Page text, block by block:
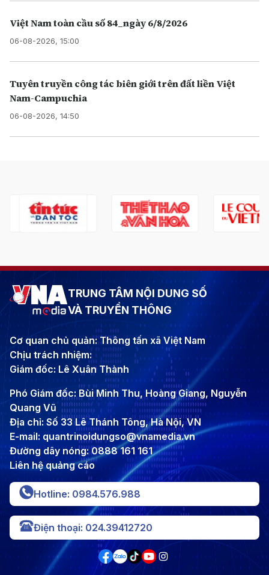
Việt Nam toàn cầu số 84_ngày 6/8/2026
06-08-2026, 15:00
Tuyên truyền công tác biên giới trên đất liền Việt
Nam-Campuchia
06-08-2026, 14:50
TRUNG TÂM NỘI DUNG SỐ
VÀ TRUYỀN THÔNG
Cơ quan chủ quản: Thông tấn xã Việt Nam
Chịu trách nhiệm:
Giám đốc: Lê Xuân Thành
Phó Giám đốc: Bùi Minh Thu, Hoàng Giang, Nguyễn
Quang Vũ
Địa chỉ: Số 33 Lê Thánh Tông, Hà Nội, VN
E-mail: quantrinoidungso@vnamedia.vn
Đường dây nóng: 0888 161 161
Liên hệ quảng cáo
Hotline: 0984.576.988
Điện thoại: 024.39412720